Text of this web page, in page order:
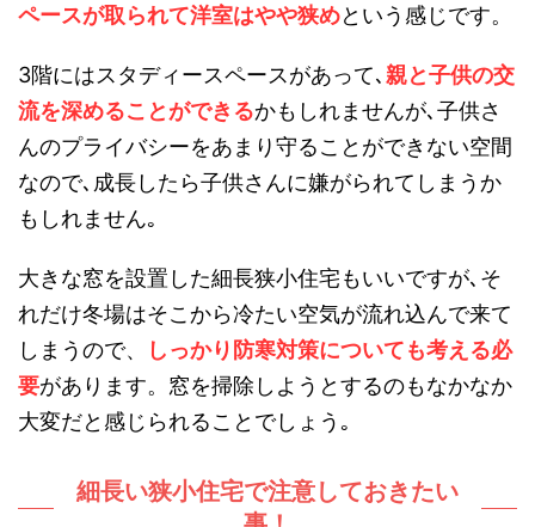
ペースが取られて洋室はやや狭めという感じです。
3階にはスタディースペースがあって､ 親と子供の交
流を深めることができるかもしれませんが､子供さ
んのプライバシーをあまり守ることができない空間
なので､成長したら子供さんに嫌がられてしまうか
もしれません｡
大きな窓を設置した細長狭小住宅もいいですが､そ
れだけ冬場はそこから冷たい空気が流れ込んで来て
しまうので、
しっかり防寒対策についても考える必
要があります。窓を掃除しようとするのもなかなか
大変だと感じられることでしょう｡
細長い狭小住宅で注意しておきたい